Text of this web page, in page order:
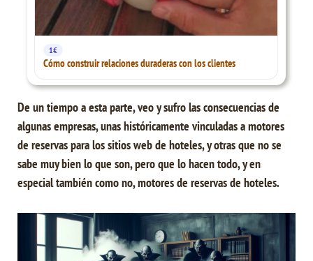
1€
Cómo construir relaciones duraderas con los clientes
De un tiempo a esta parte, veo y sufro las consecuencias de
algunas empresas, unas históricamente vinculadas a motores
de reservas para los sitios web de hoteles, y otras que no se
sabe muy bien lo que son, pero que lo hacen todo, y en
especial también como no, motores de reservas de hoteles.